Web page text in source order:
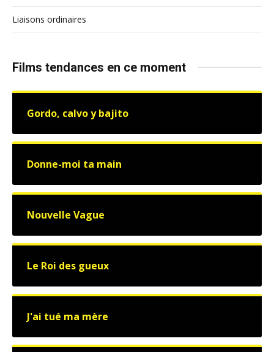
Liaisons ordinaires
Films tendances en ce moment
Gordo, calvo y bajito
Donne-moi ta main
Nouvelle Vague
Le Roi des gueux
J'ai tué ma mère